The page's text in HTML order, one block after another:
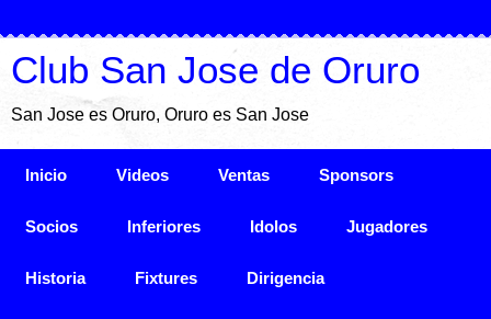
Club San Jose de Oruro
San Jose es Oruro, Oruro es San Jose
Inicio Videos Ventas Sponsors
Socios Inferiores Idolos Jugadores
Historia Fixtures Dirigencia